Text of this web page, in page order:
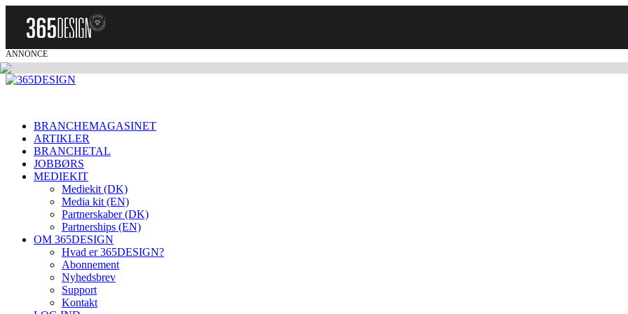
ANNONCE
BRANCHEMAGASINET
ARTIKLER
BRANCHETAL
JOBBØRS
MEDIEKIT
Mediekit (DK)
Media kit (EN)
Partnerskaber (DK)
Partnerships (EN)
OM 365DESIGN
Hvad er 365DESIGN?
Abonnement
Nyhedsbrev
Support
Kontakt